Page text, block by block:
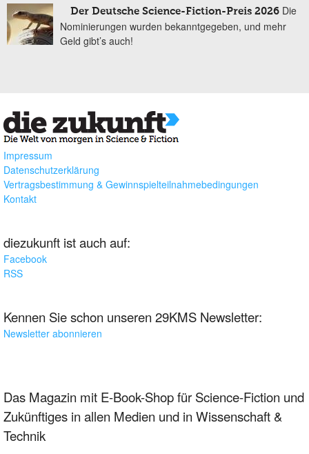
Der Deutsche Science-Fiction-Preis 2026 Die
Nominierungen wurden bekanntgegeben, und mehr
Geld gibt’s auch!
Impressum
Datenschutzerklärung
Vertragsbestimmung & Gewinnspielteilnahmebedingungen
Kontakt
diezukunft ist auch auf:
Facebook
RSS
Kennen Sie schon unseren 29KMS Newsletter:
Newsletter abonnieren
Das Magazin mit E-Book-Shop für Science-Fiction und
Zukünftiges in allen Medien und in Wissenschaft &
Technik